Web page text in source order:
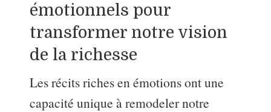
émotionnels pour
transformer notre vision
de la richesse
Les récits riches en émotions ont une
capacité unique à remodeler notre